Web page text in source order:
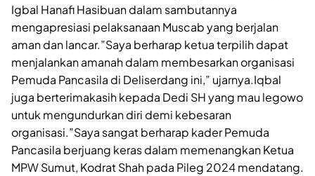
Igbal Hanafi Hasibuan dalam sambutannya
mengapresiasi pelaksanaan Muscab yang berjalan
aman dan lancar.”Saya berharap ketua terpilih dapat
menjalankan amanah dalam membesarkan organisasi
Pemuda Pancasila di Deliserdang ini,” ujarnya.Iqbal
juga berterimakasih kepada Dedi SH yang mau legowo
untuk mengundurkan diri demi kebesaran
organisasi.”Saya sangat berharap kader Pemuda
Pancasila berjuang keras dalam memenangkan Ketua
MPW Sumut, Kodrat Shah pada Pileg 2024 mendatang.